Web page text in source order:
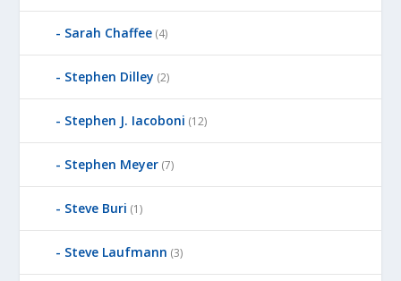
Sarah Chaffee (4)
Stephen Dilley (2)
Stephen J. Iacoboni (12)
Stephen Meyer (7)
Steve Buri (1)
Steve Laufmann (3)